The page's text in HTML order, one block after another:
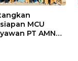
MCU
PT AMNT,